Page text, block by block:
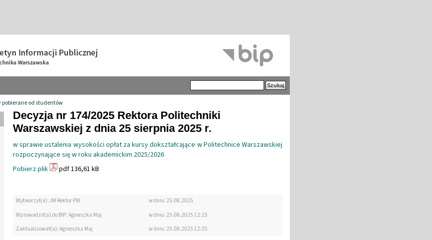
pobierane od studentów
Decyzja nr 174/2025 Rektora Politechniki
Warszawskiej z dnia 25 sierpnia 2025 r.
w sprawie ustalenia wysokości opłat za kursy dokształcające w Politechnice Warszawskiej
rozpoczynające się w roku akademickim 2025/2026
Pobierz plik
pdf 136,61 kB
Wytworzył(a): JM Rektor PW
w dniu: 25.08.2025
Wprowadził(a) do BIP: Agnieszka Maj
w dniu: 25.08.2025 12:25
Zaktualizował(a): Agnieszka Maj
w dniu: 25.08.2025 12:25